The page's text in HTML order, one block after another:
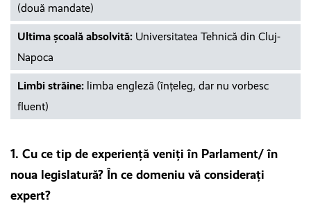
(două mandate)
Ultima școală absolvită: Universitatea Tehnică din Cluj-
Napoca
Limbi străine: limba engleză (înţeleg, dar nu vorbesc
fluent)
1. Cu ce tip de experiență veniți în Parlament/ în
noua legislatură? În ce domeniu vă considerați
expert?